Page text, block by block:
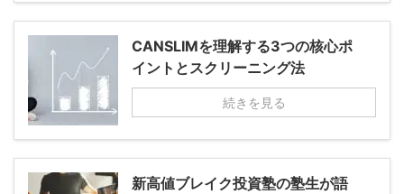
CANSLIMを理解する3つの核心ポ
イントとスクリーニング法
続きを見る
新高値ブレイク投資塾の塾生が語